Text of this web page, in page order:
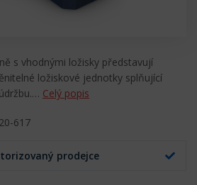
s vhodnými ložisky představují
ložiskové jednotky splňující
Celý popis
617
prodejce